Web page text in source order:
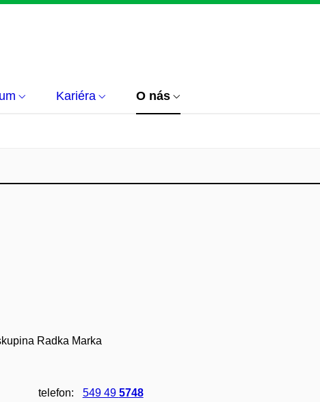
Kariéra O nás
Radka Marka
telefon: 549 49 5748